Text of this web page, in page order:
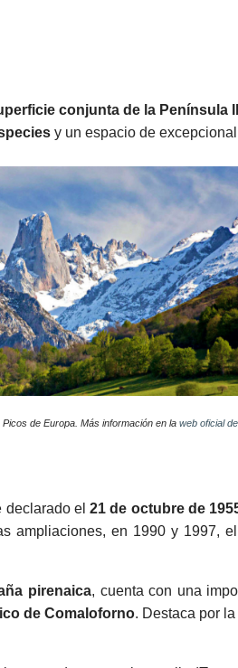
conjunta de la Península
y un espacio de
de Europa. Más información en la web oficial
declarado el21 de octubre de
ampliaciones, en 1990 y 1997,
pirenaica, cuenta con una
de Comaloforno. Destaca por